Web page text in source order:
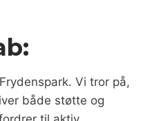
Vi tror på,
både støtte og